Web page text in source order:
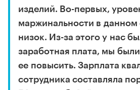
изделий. Во-первых,
маржинальности в данном
низок. Из-за этого у нас
заработная плата, мы
ее повысить. Зарплата
сотрудника составляла